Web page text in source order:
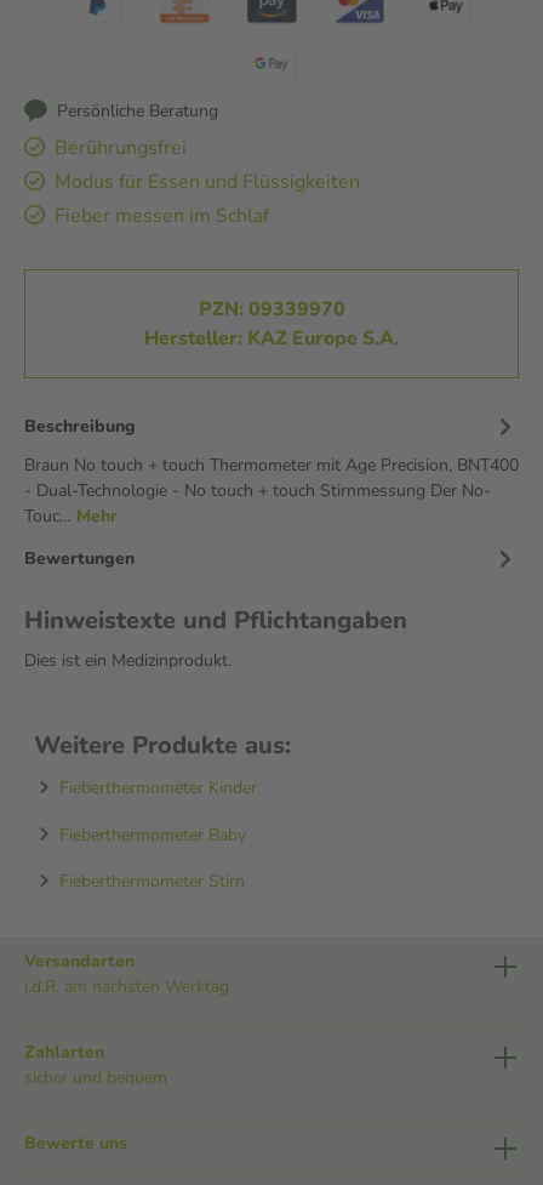
Persönliche Beratung
Berührungsfrei
Modus für Essen und Flüssigkeiten
Fieber messen im Schlaf
PZN: 09339970
Hersteller: KAZ Europe S.A.
Beschreibung
Braun No touch + touch Thermometer mit Age Precision, BNT400
- Dual-Technologie - No touch + touch Stirnmessung Der No-
Touc… Mehr
Bewertungen
Hinweistexte und Pflichtangaben
Dies ist ein Medizinprodukt.
Weitere Produkte aus:
Fieberthermometer Kinder
Fieberthermometer Baby
Fieberthermometer Stirn
Versandarten
i.d.R. am nächsten Werktag
Zahlarten
sicher und bequem
Bewerte uns